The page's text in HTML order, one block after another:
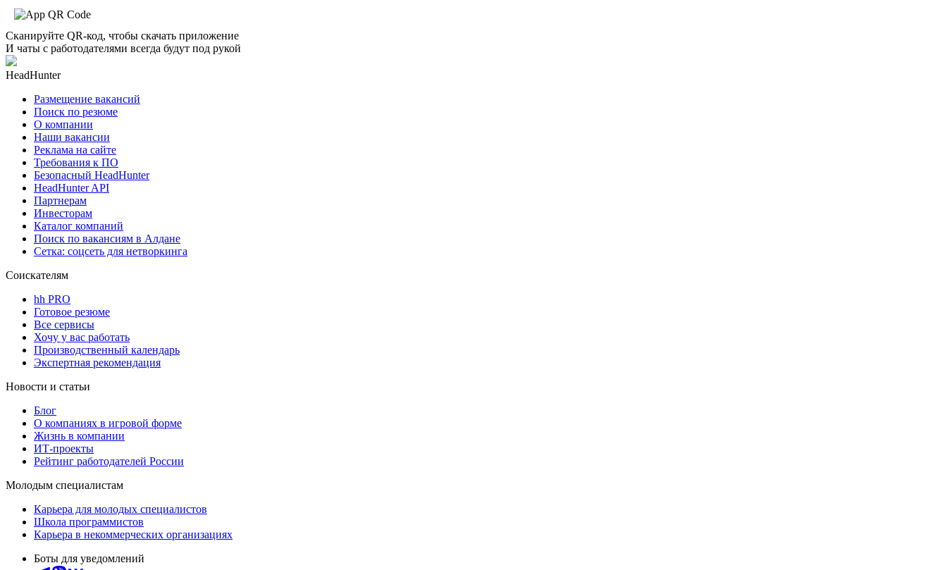
Сканируйте QR-код, чтобы скачать приложение
И чаты с работодателями всегда будут под рукой
HeadHunter
Размещение вакансий
Поиск по резюме
О компании
Наши вакансии
Реклама на сайте
Требования к ПО
Безопасный HeadHunter
HeadHunter API
Партнерам
Инвесторам
Каталог компаний
Поиск по вакансиям в Алдане
Сетка: соцсеть для нетворкинга
Соискателям
hh PRO
Готовое резюме
Все сервисы
Хочу у вас работать
Производственный календарь
Экспертная рекомендация
Новости и статьи
Блог
О компаниях в игровой форме
Жизнь в компании
ИТ-проекты
Рейтинг работодателей России
Молодым специалистам
Карьера для молодых специалистов
Школа программистов
Карьера в некоммерческих организациях
Боты для уведомлений